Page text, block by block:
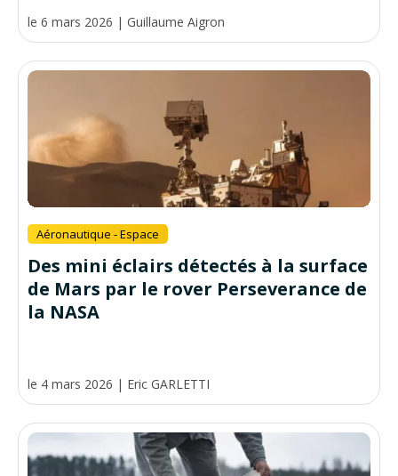
le 6 mars 2026 | Guillaume Aigron
Aéronautique - Espace
Des mini éclairs détectés à la surface
de Mars par le rover Perseverance de
la NASA
le 4 mars 2026 | Eric GARLETTI